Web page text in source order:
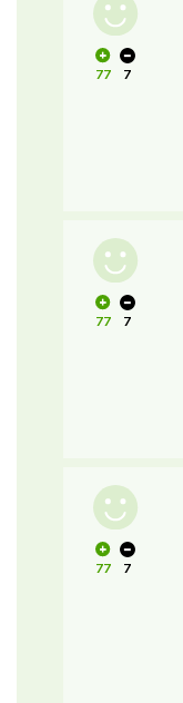
77 7
77 7
77 7